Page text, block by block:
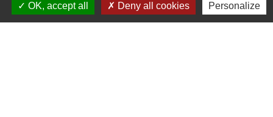
OK, accept all
Deny all cookies Personalize